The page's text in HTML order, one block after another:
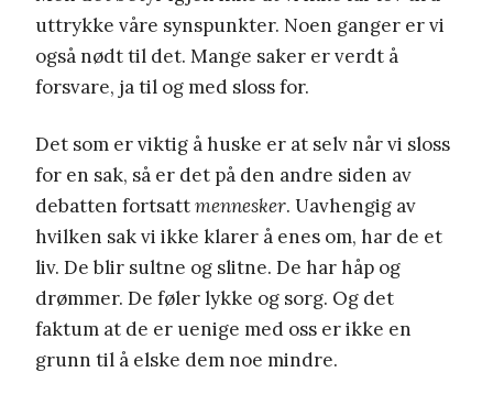
uttrykke våre synspunkter. Noen ganger er vi
også nødt til det. Mange saker er verdt å
forsvare, ja til og med sloss for.
Det som er viktig å huske er at selv når vi sloss
for en sak, så er det på den andre siden av
debatten fortsattmennesker. Uavhengig av
hvilken sak vi ikke klarer å enes om, har de et
liv. De blir sultne og slitne. De har håp og
drømmer. De føler lykke og sorg. Og det
faktum at de er uenige med oss er ikke en
grunn til å elske dem noe mindre.